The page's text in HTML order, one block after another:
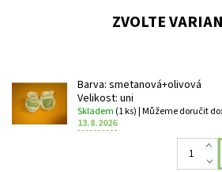
ZVOLTE
Barva: smetanová+olivová
Velikost: uni
Skladem (1 ks)| Můžeme doručit do:
13.8.2026